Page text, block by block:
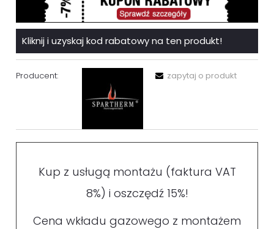
Kliknij i uzyskaj kod rabatowy na ten produkt!
Producent: zapytaj o produkt
Kup z usługą montażu (faktura VAT
8%) i oszczędź 15%!
Cena wkładu gazowego z montażem